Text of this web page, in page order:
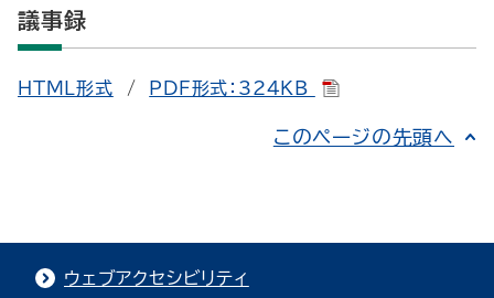
議事録
HTML形式 / PDF形式：324KB
このページの先頭へ
ウェブアクセシビリティ